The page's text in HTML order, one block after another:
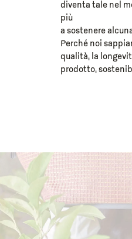
diventa tale nel
più
a sostenere
Perché noi
qualità, la
prodotto,